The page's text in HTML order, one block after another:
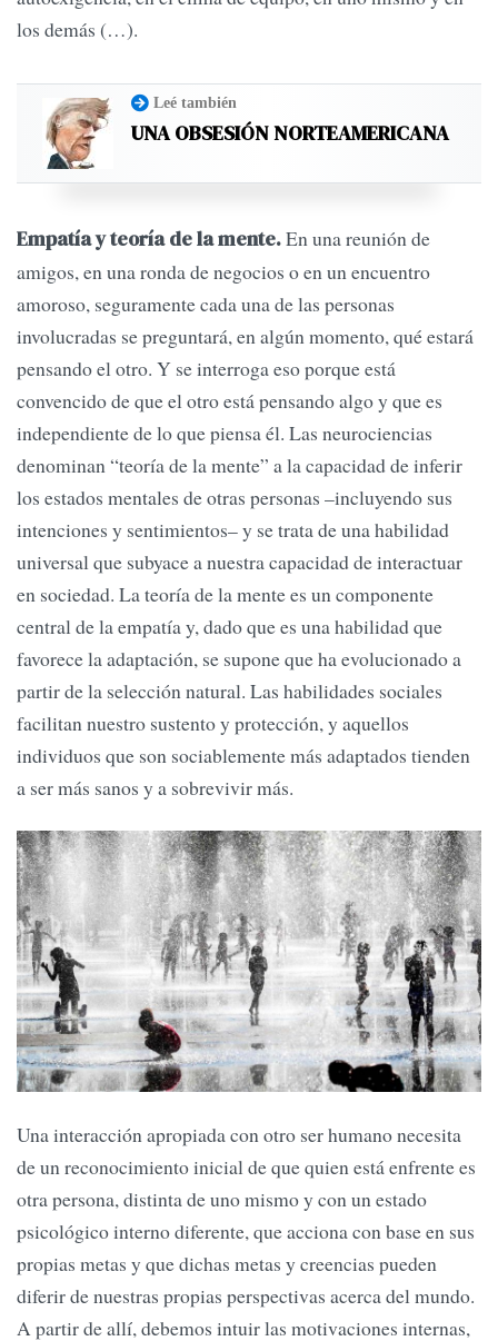
los demás (…).
Leé también
UNA OBSESIÓN NORTEAMERICANA
Empatía y teoría de la mente.En una reunión de
amigos, en una ronda de negocios o en un encuentro
amoroso, seguramente cada una de las personas
involucradas se preguntará, en algún momento, qué estará
pensando el otro. Y se interroga eso porque está
convencido de que el otro está pensando algo y que es
independiente de lo que piensa él. Las neurociencias
denominan “teoría de la mente” a la capacidad de inferir
los estados mentales de otras personas –incluyendo sus
intenciones y sentimientos– y se trata de una habilidad
universal que subyace a nuestra capacidad de interactuar
en sociedad. La teoría de la mente es un componente
central de la empatía y, dado que es una habilidad que
favorece la adaptación, se supone que ha evolucionado a
partir de la selección natural. Las habilidades sociales
facilitan nuestro sustento y protección, y aquellos
individuos que son sociablemente más adaptados tienden
a ser más sanos y a sobrevivir más.
Una interacción apropiada con otro ser humano necesita
de un reconocimiento inicial de que quien está enfrente es
otra persona, distinta de uno mismo y con un estado
psicológico interno diferente, que acciona con base en sus
propias metas y que dichas metas y creencias pueden
diferir de nuestras propias perspectivas acerca del mundo.
A partir de allí, debemos intuir las motivaciones internas,